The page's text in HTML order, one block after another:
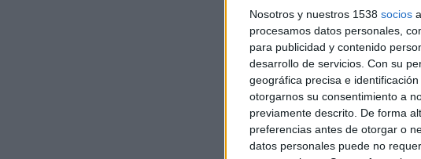
Nosotros y nuestros 1538 socios
procesamos datos personales,
para publicidad y contenido
desarrollo de servicios. Con su
geográfica precisa e
otorgarnos su consentimiento a
previamente descrito. De forma
preferencias antes de otorgar o
datos personales puede no